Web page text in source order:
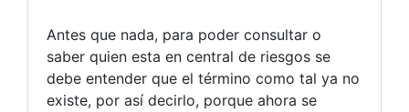
Antes que nada, para poder consultar o
saber quien esta en central de riesgos se
debe entender que el término como tal ya no
existe, por así decirlo, porque ahora se